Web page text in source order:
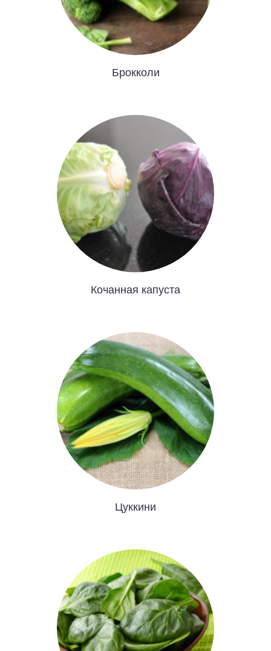
Брокколи
Кочанная капуста
Цуккини